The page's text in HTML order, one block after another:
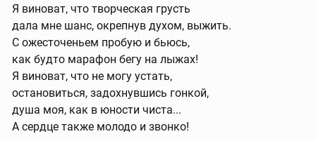
Я виноват, что творческая грусть
дала мне шанс, окрепнув духом, выжить.
С ожесточеньем пробую и бьюсь,
как будто марафон бегу на лыжах!
Я виноват, что не могу устать,
остановиться, задохнувшись гонкой,
душа моя, как в юности чиста...
А сердце также молодо и звонко!